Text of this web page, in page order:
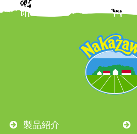
製品紹介